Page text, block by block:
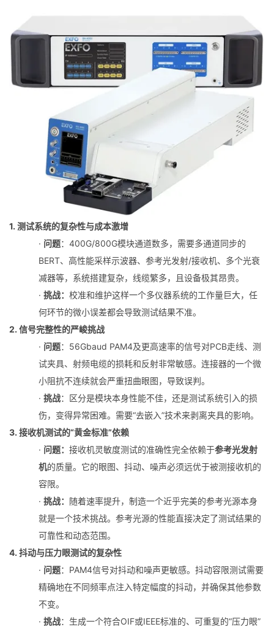
1. 测试系统的复杂性与成本激增
· 问题：400G/800G模块通道数多，需要多通道同步的
BERT、高性能采样示波器、参考光发射/接收机、多个光衰
减器等，系统搭建复杂，线缆繁多，且设备极其昂贵。
· 挑战： 校准和维护这样一个多仪器系统的工作量巨大，任
何环节的微小误差都会导致测试结果不准。
2. 信号完整性的严峻挑战
· 问题：56Gbaud PAM4及更高速率的信号对PCB走线、测
试夹具、射频电缆的损耗和反射非常敏感。连接器的一个微
小阻抗不连续就会严重扭曲眼图，导致误判。
· 挑战：区分是模块本身性能不佳，还是测试系统引入的损
伤，变得异常困难。需要“去嵌入”技术来剥离夹具的影响。
3. 接收机测试的“黄金标准”依赖
· 问题： 接收机灵敏度测试的准确性完全依赖于参考光发射
机的质量。它的眼图、抖动、噪声必须远优于被测接收机的
容限。
· 挑战： 随着速率提升，制造一个近乎完美的参考光源本身
就是一个技术挑战。参考光源的性能直接决定了测试结果的
可靠性和动态范围。
4. 抖动与压力眼测试的复杂性
· 问题：PAM4信号对抖动和噪声更敏感。抖动容限测试需要
精确地在不同频率点注入特定幅度的抖动，并确保其他参数
不变。
· 挑战：生成一个符合OIF或IEEE标准的、可重复的“压力眼”